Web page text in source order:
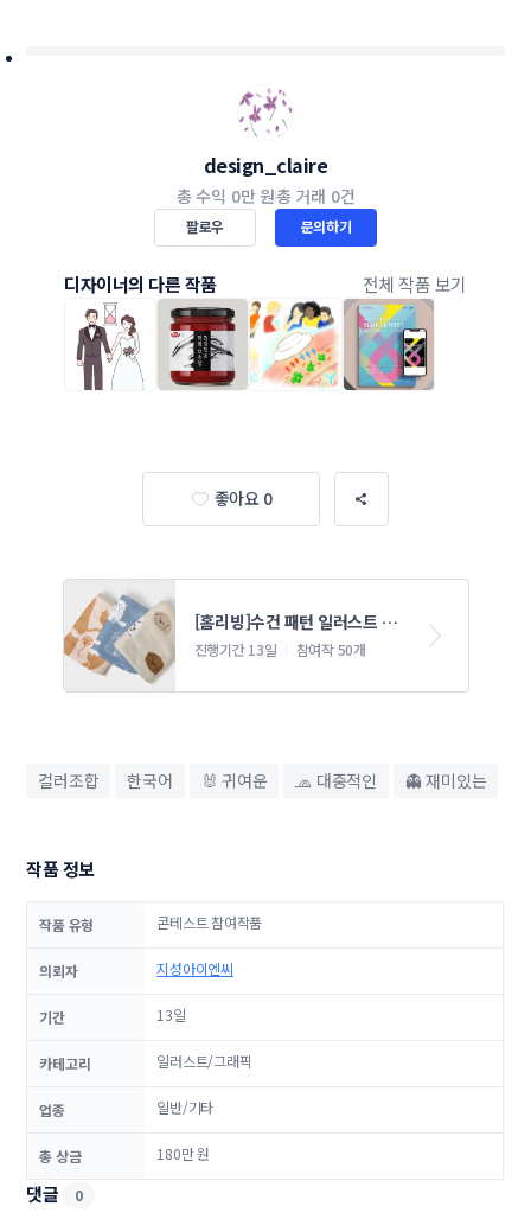
design_claire
총 수익 0만 원총 거래 0건
팔로우 문의하기
디자이너의 다른 작품 전체 작품 보기
좋아요 0
[홈리빙]수건 패턴 일러스트 콘
테스트
진행기간 13일 참여작 50개
컬러조합 한국어 🐰 귀여운 🧢 대중적인 👻 재미있는
작품 정보
작품 유형 콘테스트 참여작품
의뢰자 지성아이엔씨
기간 13일
카테고리 일러스트/그래픽
업종 일반/기타
총 상금 180만 원
댓글 0